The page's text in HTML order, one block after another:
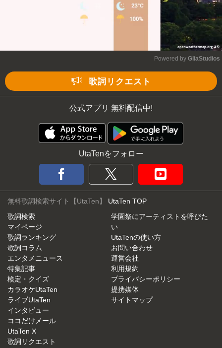
Powered by GliaStudios
歌詞リクエスト
公式アプリ 無料配信中!
UtaTenをフォロー
無料歌詞検索サイト【UtaTen】 UtaTen TOP
歌詞検索
マイページ
歌詞ランキング
歌詞コラム
エンタメニュース
特集記事
検定・クイズ
カラオケUtaTen
ライブUtaTen
インタビュー
ココだけメール
UtaTen X
歌詞リクエスト
学園祭にアーティストを呼びた
い
UtaTenの使い方
お問い合わせ
運営会社
利用規約
プライバシーポリシー
提携媒体
サイトマップ